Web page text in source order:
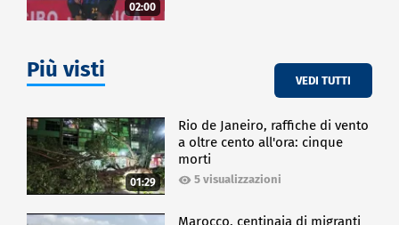
02:00
Più visti VEDI TUTTI
01:29
Rio de Janeiro, raffiche di vento
a oltre cento all'ora: cinque
morti
5 visualizzazioni
Marocco, centinaia di migranti